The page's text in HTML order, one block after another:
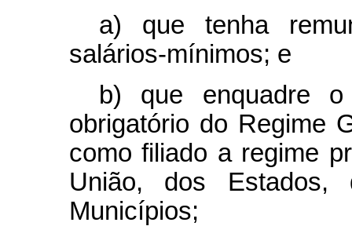
a) que tenha
salários-mínimos; e
b) que enquadre o
obrigatório do Regime
como filiado a regime
União, dos
Municípios;